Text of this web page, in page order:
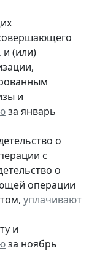
(или)
и
за январь
о
с
о
операции
уплачивают
и
за ноябрь